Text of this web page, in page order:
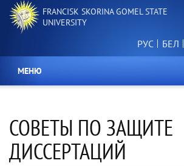
Skip
main
FRANCISK SKORINA GOMEL STATE
UNIVERSITY
РУС БЕЛ
МЕНЮ
СОВЕТЫ ПО ЗАЩИТЕ
ДИССЕРТАЦИЙ